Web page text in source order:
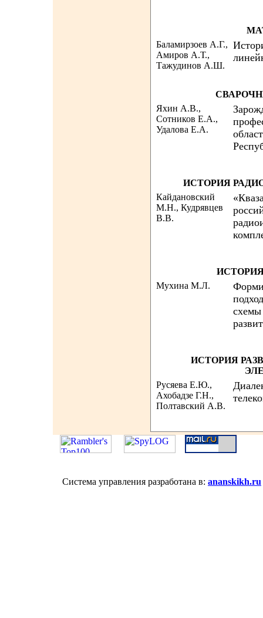
Баламирзоев А.Г.,
Амиров А.Т.,
Тажудинов А.Ш.
Яхин А.В.,
Сотников Е.А.,
Удалова Е.А.
ИСТОРИЯ
Кайдановский
М.Н., Кудрявцев
В.В.
Мухина М.Л.
ИСТОРИЯ
Русяева Е.Ю.,
Ахобадзе Г.Н.,
Полтавский А.В.
Система управления разработана в: ananskikh.ru